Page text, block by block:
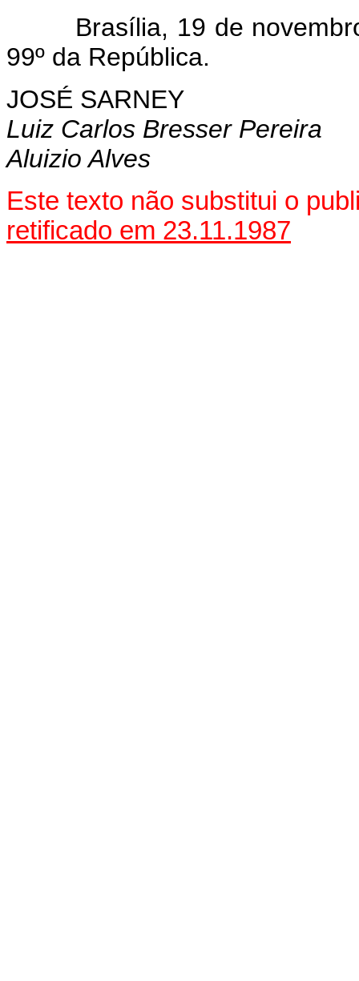
Brasília, 19 de novembro
99º da República.
JOSÉ SARNEY
Luiz Carlos Bresser Pereira
Aluizio Alves
Este texto não substitui o
retificado em 23.11.1987